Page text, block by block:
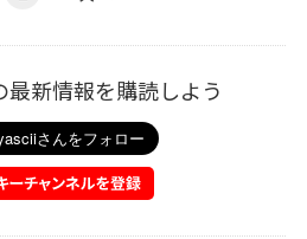
新情報を購読しよう